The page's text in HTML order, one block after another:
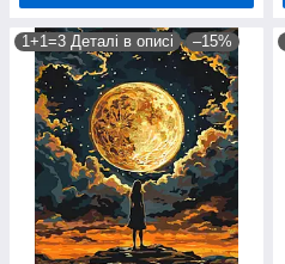
1+1=3 Деталі в описі –15%